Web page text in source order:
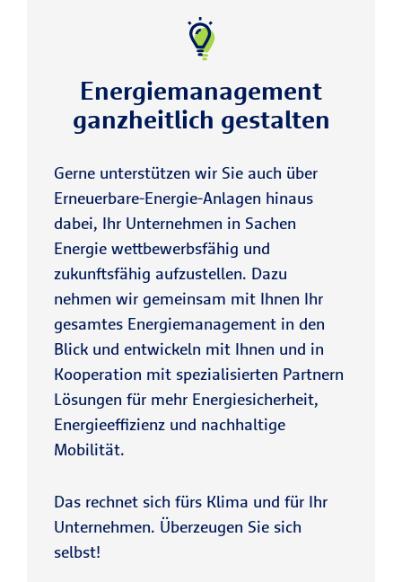
Energiemanagement
ganzheitlich gestalten
Gerne unterstützen wir Sie auch über
Erneuerbare-Energie-Anlagen hinaus
dabei, Ihr Unternehmen in Sachen
Energie wettbewerbsfähig und
zukunftsfähig aufzustellen. Dazu
nehmen wir gemeinsam mit Ihnen Ihr
gesamtes Energiemanagement in den
Blick und entwickeln mit Ihnen und in
Kooperation mit spezialisierten Partnern
Lösungen für mehr Energiesicherheit,
Energieeffizienz und nachhaltige
Mobilität.
Das rechnet sich fürs Klima und für Ihr
Unternehmen. Überzeugen Sie sich
selbst!